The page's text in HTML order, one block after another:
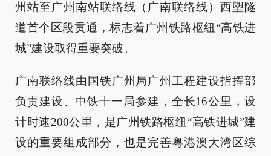
州站至广州南站联络线（广南联络线）西塱隧
道首个区段贯通，标志着广州铁路枢纽“高铁进
城”建设取得重要突破。
广南联络线由国铁广州局广州工程建设指挥部
负责建设、中铁十一局参建，全长16公里，设
计时速200公里，是广州铁路枢纽“高铁进城”建
设的重要组成部分，也是完善粤港澳大湾区综